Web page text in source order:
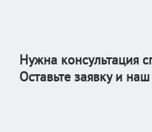
Нужна консультация
Оставьте заявку и